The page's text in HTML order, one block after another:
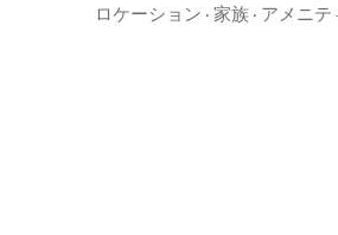
ロケーション · 家族 · アメニテ